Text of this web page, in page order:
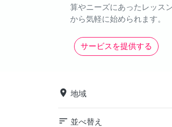
算やニーズにあったレッス
から気軽に始められます。
サービスを提供する
place 地域
sort 並べ替え